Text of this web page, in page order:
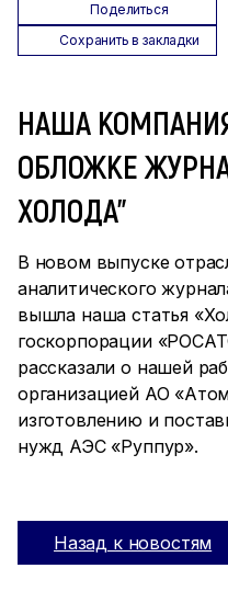
Поделиться
Сохранить в закладки
НАША
ОБЛОЖКЕ
ХОЛОДА"
В новом выпуске
аналитического
вышла наша статья
госкорпорации
рассказали о нашей
организацией АО
изготовлению и
нужд АЭС «Руппур».
Назад к новостям